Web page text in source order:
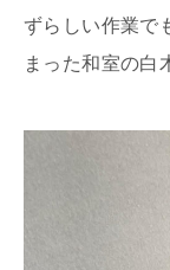
ずらしい作業で
まった和室の白